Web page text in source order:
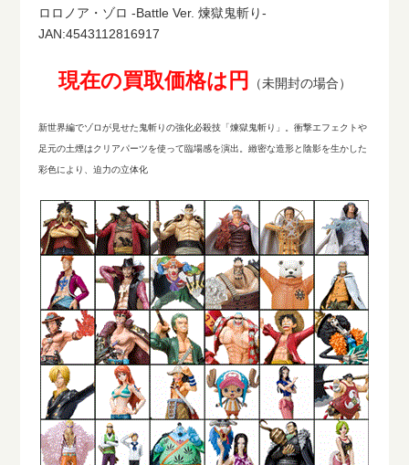
ロロノア・ゾロ -Battle Ver. 煉獄鬼斬り-
JAN:4543112816917
現在の買取価格は円 （未開封の場合）
新世界編でゾロが見せた鬼斬りの強化必殺技「煉獄鬼斬り」。衝撃エフェクトや
足元の土煙はクリアパーツを使って臨場感を演出。緻密な造形と陰影を生かした
彩色により、迫力の立体化